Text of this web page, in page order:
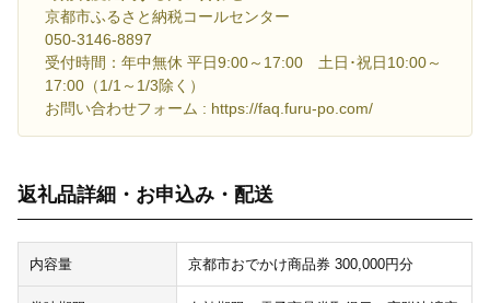
京都市ふるさと納税コールセンター
050-3146-8897
受付時間：年中無休 平日9:00～17:00 土日･祝日10:00～
17:00（1/1～1/3除く）
お問い合わせフォーム : https://faq.furu-po.com/
返礼品詳細・お申込み・配送
内容量 京都市おでかけ商品券 300,000円分